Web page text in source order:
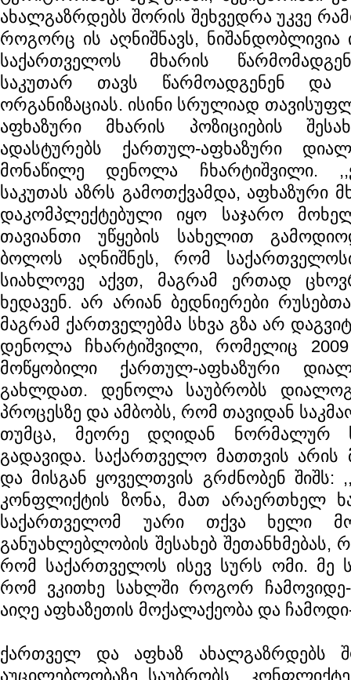
ახალგაზრდებს შორის შეხვედრა უკვე
როგორც ის აღნიშნავს, ნიშანდობლივია
საქართველოს მხარის
საკუთარ თავს წარმოადგენენ
ორგანიზაციას. ისინი სრულიად
აფხაზური მხარის პოზიციების
ადასტურებს ქართულ-აფხაზური
მონაწილე დენოლა ჩხარტიშვილი.
საკუთას აზრს გამოთქვამდა, აფხაზური
დაკომპლექტებული იყო საჯარო
თავიანთი უწყების სახელით
ბოლოს აღნიშნეს, რომ
სიახლოვე აქვთ, მაგრამ ერთად
ხედავენ. არ არიან ბედნიერები
მაგრამ ქართველებმა სხვა გზა არ
დენოლა ჩხარტიშვილი, რომელიც 2009
მოწყობილი ქართულ-აფხაზური
გახლდათ. დენოლა საუბრობს
პროცესზე და ამბობს, რომ თავიდან
თუმცა, მეორე დღიდან ნორმალურ
გადავიდა. საქართველო მათთვის არის
და მისგან ყოველთვის გრძნობენ შიშს:
კონფლიქტის ზონა, მათ არაერთხელ
საქართველომ უარი თქვა ხელი
განუახლებლობის შესახებ შეთანხმებას,
რომ საქართველოს ისევ სურს ომი. მე
რომ ვკითხე სახლში როგორ ჩამოვიდე-
აიღე აფხაზეთის მოქალაქეობა და ჩამოდი-
ქართველ და აფხაზ ახალგაზრდებს
აუცილებლობაზე საუბრობს